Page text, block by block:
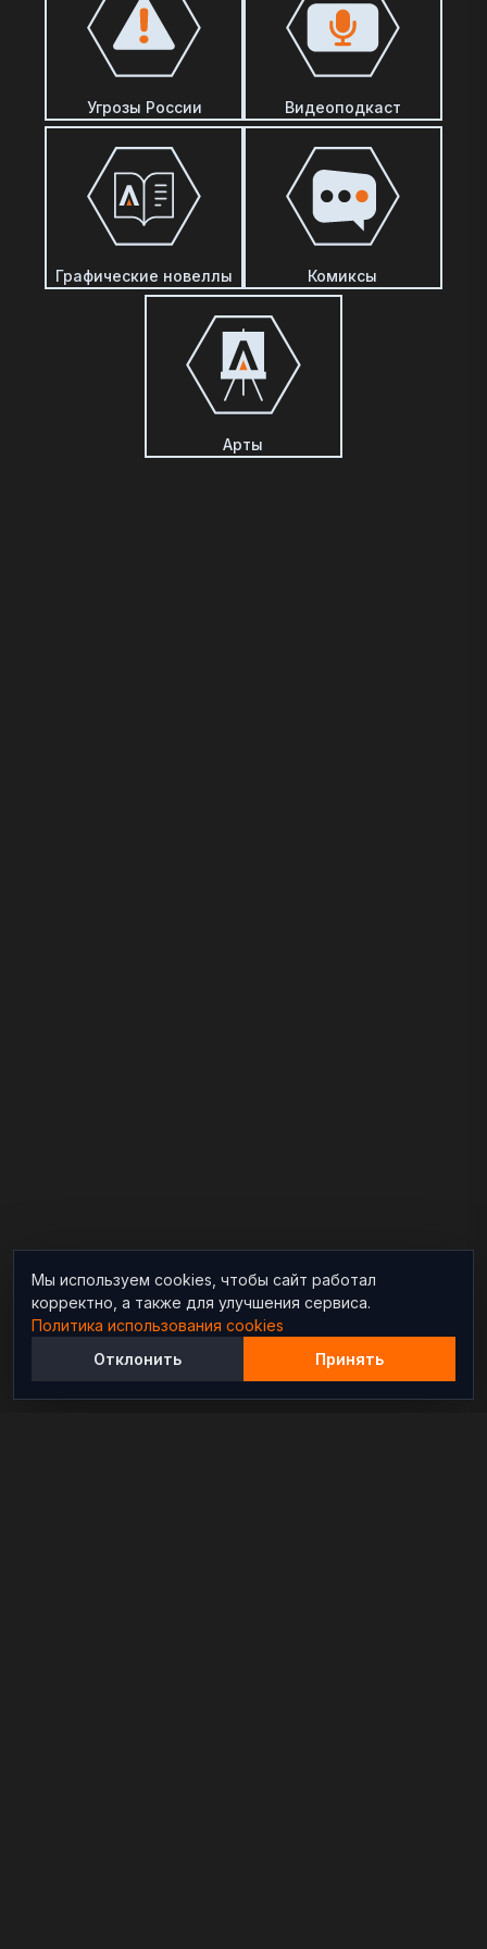
Угрозы России Видеоподкаст
Графические новеллы Комиксы
Арты
Мы используем cookies, чтобы сайт работал
корректно, а также для улучшения сервиса.
Политика использования cookies
Отклонить
Принять